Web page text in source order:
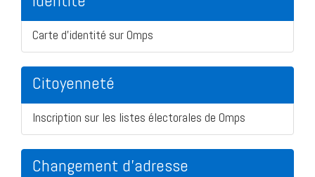
Carte d'identité sur Omps
Citoyenneté
Inscription sur les listes électorales de Omps
Changement d'adresse